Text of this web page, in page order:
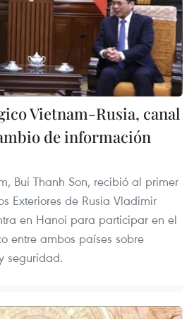
Vietnam-Rusia, canal
de información
Bui Thanh Son, recibió al primer
Exteriores de Rusia Vladimir
en Hanoi para participar en el
entre ambos países sobre
seguridad.